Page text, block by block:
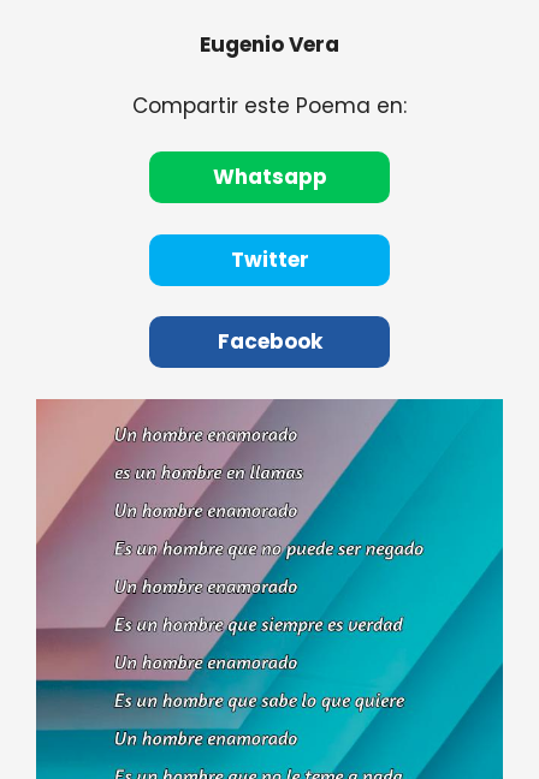
Eugenio Vera
Compartir este Poema en:
Whatsapp
Twitter
Facebook